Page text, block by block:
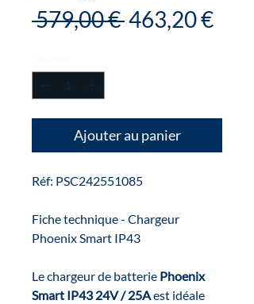
579,00 € Prix
463,20 €Prix
Ajouter au panier
Réf: PSC242551085
Fiche technique - Chargeur
Phoenix Smart IP43
Le chargeur de batterie Phoenix
Smart IP43 24V / 25Aest idéale